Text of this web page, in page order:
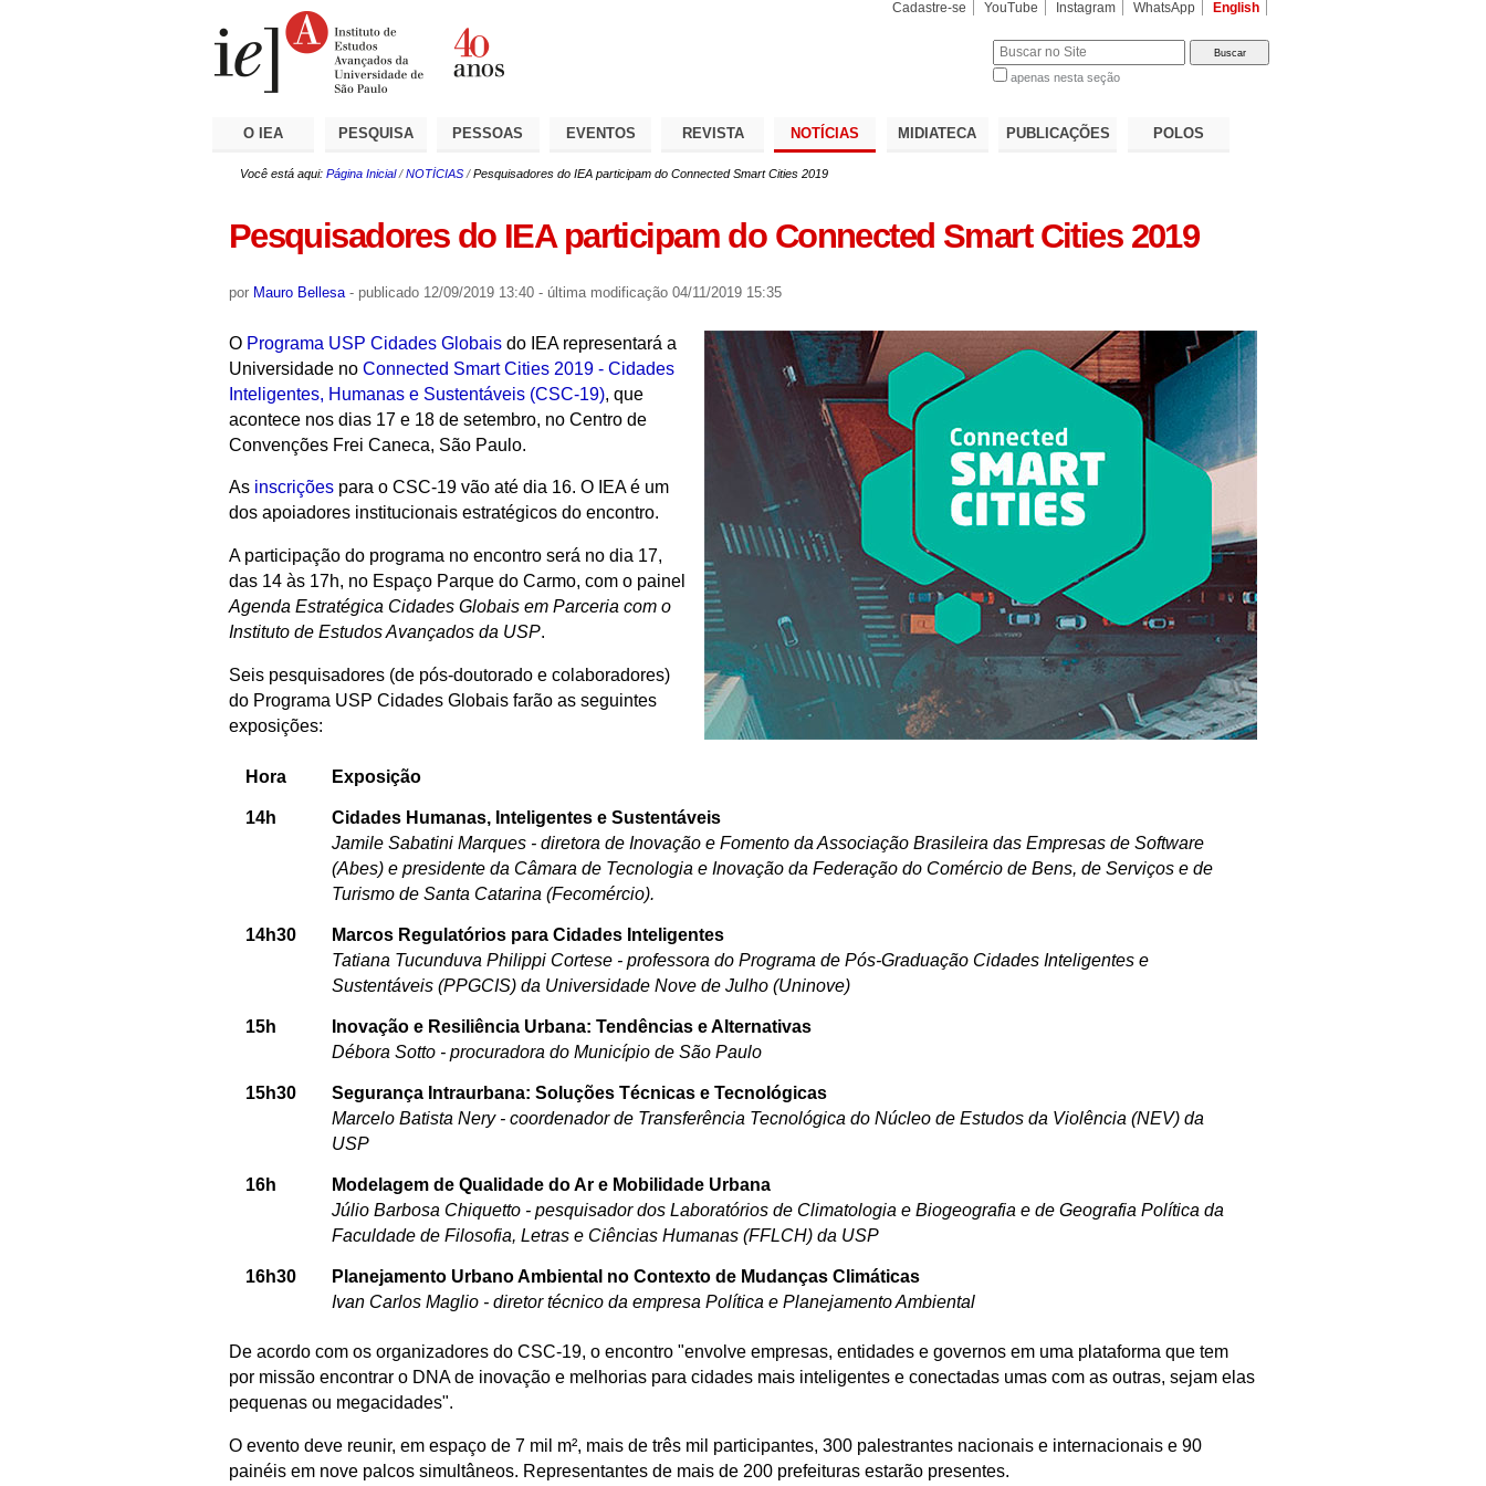
Cadastre-se YouTube Instagram WhatsApp English
apenas nesta seção
O IEA PESQUISA PESSOAS EVENTOS REVISTA NOTÍCIAS MIDIATECA PUBLICAÇÕES POLOS
Você está aqui: Página Inicial /NOTÍCIAS /Pesquisadores do IEA participam do Connected Smart Cities 2019
Pesquisadores do IEA participam do Connected Smart Cities 2019
por Mauro Bellesa - publicado12/09/2019 13:40 - última modificação04/11/2019 15:35
O Programa USP Cidades Globaisdo IEA representará a
Universidade no Connected Smart Cities 2019 - Cidades
Inteligentes, Humanas e Sustentáveis (CSC-19), que
acontece nos dias 17 e 18 de setembro, no Centro de
Convenções Frei Caneca, São Paulo.
As inscriçõespara o CSC-19 vão até dia 16. O IEA é um
dos apoiadores institucionais estratégicos do encontro.
A participação do programa no encontro será no dia 17,
das 14 às 17h, no Espaço Parque do Carmo, com o painel
Agenda Estratégica Cidades Globais em Parceria com o
Instituto de Estudos Avançados da USP.
Seis pesquisadores (de pós-doutorado e colaboradores)
do Programa USP Cidades Globais farão as seguintes
exposições:
Hora Exposição
14h
Cidades Humanas, Inteligentes e Sustentáveis
Jamile Sabatini Marques - diretora de Inovação e Fomento da Associação Brasileira das Empresas de Software
(Abes) e presidente da Câmara de Tecnologia e Inovação da Federação do Comércio de Bens, de Serviços e de
Turismo de Santa Catarina (Fecomércio).
14h30
Marcos Regulatórios para Cidades Inteligentes
Tatiana Tucunduva Philippi Cortese - professora do Programa de Pós-Graduação Cidades Inteligentes e
Sustentáveis (PPGCIS) da Universidade Nove de Julho (Uninove)
15h
Inovação e Resiliência Urbana: Tendências e Alternativas
Débora Sotto - procuradora do Município de São Paulo
15h30
Segurança Intraurbana: Soluções Técnicas e Tecnológicas
Marcelo Batista Nery - coordenador de Transferência Tecnológica do Núcleo de Estudos da Violência (NEV) da
USP
16h
Modelagem de Qualidade do Ar e Mobilidade Urbana
Júlio Barbosa Chiquetto - pesquisadordos Laboratórios de Climatologia e Biogeografia e de Geografia Política da
Faculdade de Filosofia, Letras e Ciências Humanas (FFLCH) da USP
16h30
Planejamento Urbano Ambiental no Contexto de Mudanças Climáticas
Ivan Carlos Maglio - diretor técnico da empresa Política e Planejamento Ambiental
De acordo com os organizadores do CSC-19, o encontro "envolve empresas, entidades e governos em uma plataforma que tem
por missão encontrar o DNA de inovação e melhorias para cidades mais inteligentes e conectadas umas com as outras, sejam elas
pequenas ou megacidades".
O evento deve reunir, em espaço de 7 mil m², mais de três mil participantes, 300 palestrantes nacionais e internacionais e 90
painéis em nove palcos simultâneos. Representantes de mais de 200 prefeituras estarão presentes.